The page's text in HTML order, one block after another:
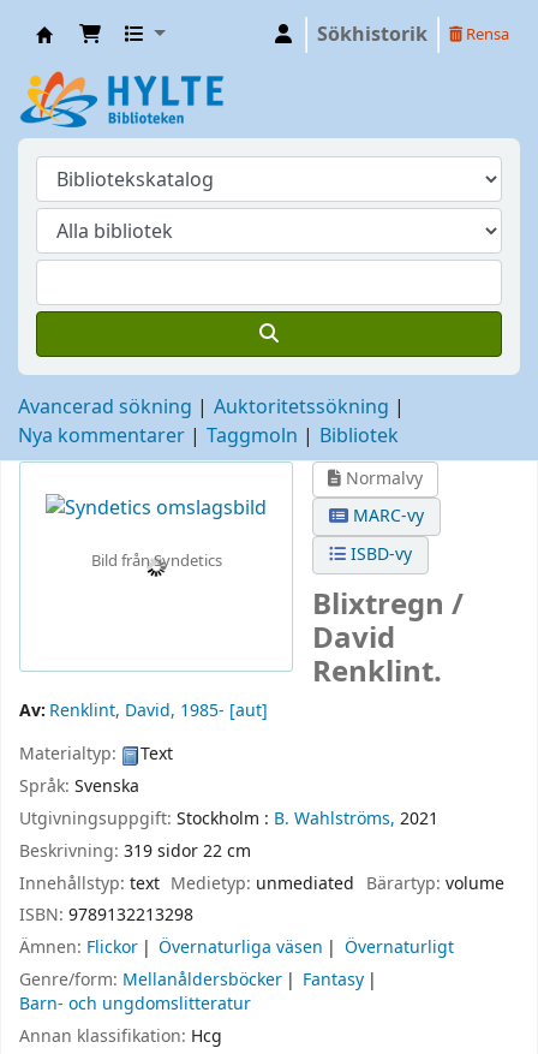
Sökhistorik Rensa
Avancerad sökning
Auktoritetssökning
Nya kommentarer
Taggmoln Bibliotek
Bild från Syndetics
Normalvy
MARC-vy
ISBD-vy
Blixtregn /
David
Renklint.
Av: Renklint, David, 1985- [aut]
Materialtyp:
Text
Språk: Svenska
Utgivningsuppgift: Stockholm : B. Wahlströms, 2021
Beskrivning: 319 sidor 22 cm
Innehållstyp: text Medietyp: unmediated Bärartyp: volume
ISBN: 9789132213298
Ämnen: Flickor Övernaturliga väsen
Övernaturligt
Genre/form: Mellanåldersböcker
Fantasy
Barn- och ungdomslitteratur
Annan klassifikation: Hcg